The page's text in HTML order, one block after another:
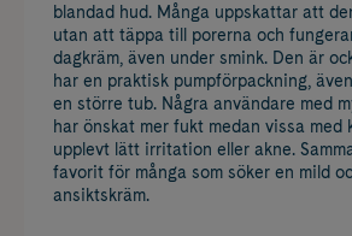
blandad hud. Många uppskattar att
utan att täppa till porerna och
dagkräm, även under smink. Den är
har en praktisk pumpförpackning,
en större tub. Några användare med
har önskat mer fukt medan vissa med
upplevt lätt irritation eller akne.
favorit för många som söker en mild
ansiktskräm.